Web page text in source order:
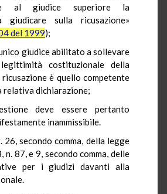
al giudice superiore la
giudicare sulla ricusazione»
del 1999);
giudice abilitato a sollevare
costituzionale della
è quello competente
relativa dichiarazione;
deve essere pertanto
inammissibile.
secondo comma, della legge
n. 87, e 9, secondo comma, delle
per i giudizi davanti alla